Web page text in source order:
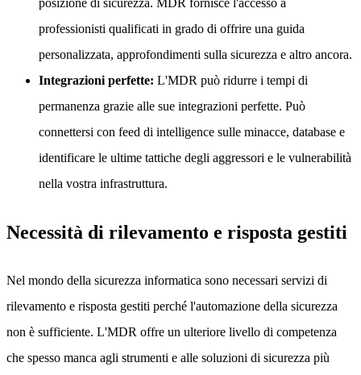
posizione di sicurezza. MDR fornisce l'accesso a
professionisti qualificati in grado di offrire una guida
personalizzata, approfondimenti sulla sicurezza e altro ancora.
Integrazioni perfette: L'MDR può ridurre i tempi di
permanenza grazie alle sue integrazioni perfette. Può
connettersi con feed di intelligence sulle minacce, database e
identificare le ultime tattiche degli aggressori e le vulnerabilità
nella vostra infrastruttura.
Necessità di rilevamento e risposta gestiti
Nel mondo della sicurezza informatica sono necessari servizi di
rilevamento e risposta gestiti perché l'automazione della sicurezza
non è sufficiente. L'MDR offre un ulteriore livello di competenza
che spesso manca agli strumenti e alle soluzioni di sicurezza più